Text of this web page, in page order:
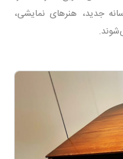
جدید، هنرهای نمایشی،